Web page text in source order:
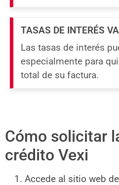
TASAS DE INTERÉS
Las tasas de interés
especialmente para
total de su factura.
Cómo solicitar
crédito Vexi
Accede al sitio web de